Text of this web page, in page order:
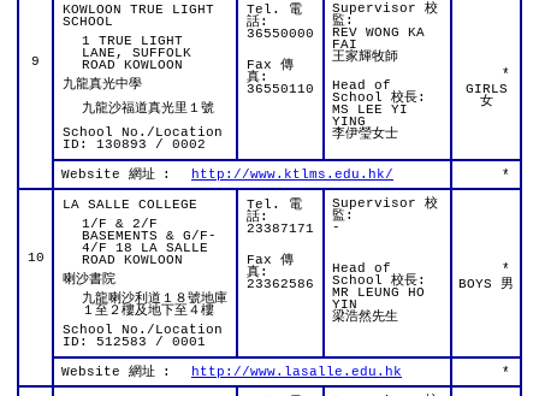
9
KOWLOON TRUE LIGHT
SCHOOL
1 TRUE LIGHT
LANE, SUFFOLK
ROAD KOWLOON
九龍真光中學
九龍沙福道真光里１號
School No./Location
ID: 130893 / 0002
Tel. 電
話:
36550000
Fax 傳
真:
36550110
Supervisor 校
監:
REV WONG KA
FAI
王家輝牧師
Head of
School 校長:
MS LEE YI
YING
李伊瑩女士
*
GIRLS
女
Website 網址 : http://www.ktlms.edu.hk/ *
10
LA SALLE COLLEGE
1/F & 2/F
BASEMENTS & G/F-
4/F 18 LA SALLE
ROAD KOWLOON
喇沙書院
九龍喇沙利道１８號地庫
１至２樓及地下至４樓
School No./Location
ID: 512583 / 0001
Tel. 電
話:
23387171
Fax 傳
真:
23362586
Supervisor 校
監:
-
Head of
School 校長:
MR LEUNG HO
YIN
梁浩然先生
*
BOYS 男
Website 網址 : http://www.lasalle.edu.hk *